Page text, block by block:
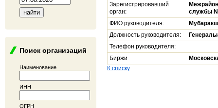
Поиск организаций
Наименование
ИНН
ОГРН
Зарегистрировавший
орган:
службы №
ФИО руководителя:
Должность руководителя:
Телефон руководителя:
Биржи
К списку